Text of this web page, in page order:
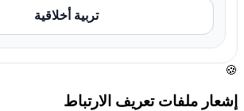
تربية أخلاقية
🍪
إشعار ملفات تعريف الارتباط